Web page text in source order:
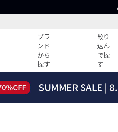
ブラ
ンド
から
探す
絞り
込ん
で探
す
すべての記事